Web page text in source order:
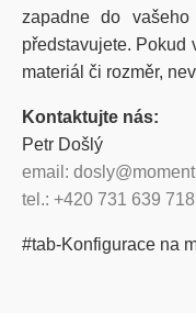
zapadne do
představujete. Pokud
materiál či rozměr,
Kontaktujte nás:
Petr Došlý
email:
tel.: +420 731 639 718
#tab-Konfigurace na